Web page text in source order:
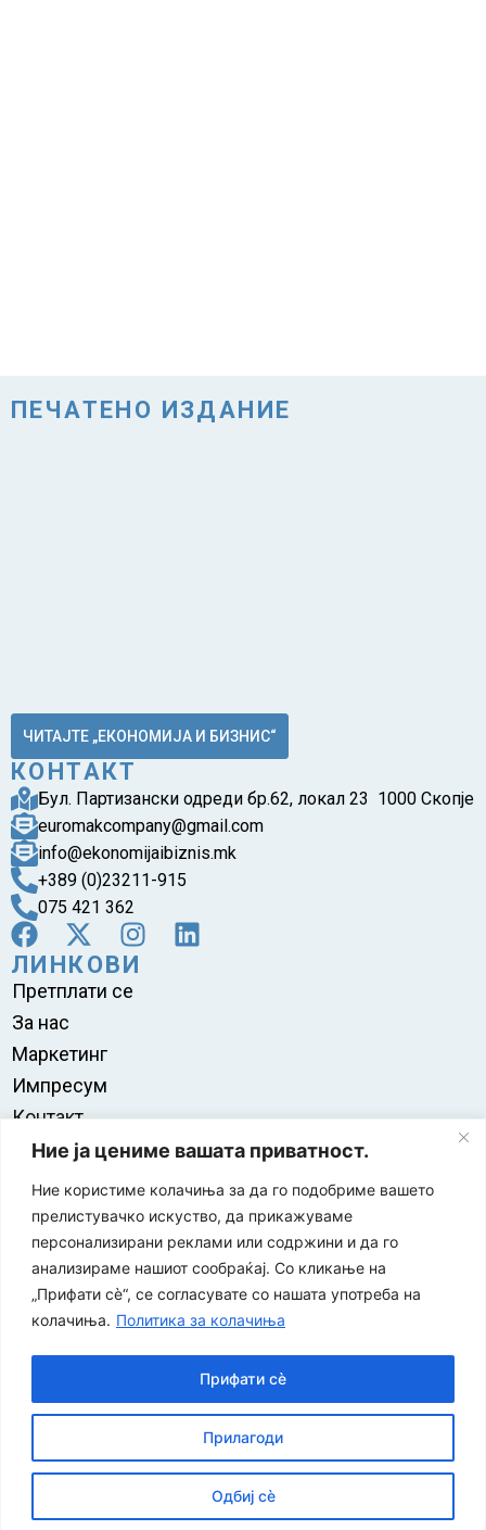
Ние ја цениме вашата приватност.
Ние користиме колачиња за да го подобриме вашето
прелистувачко искуство, да прикажуваме
персонализирани реклами или содржини и да го
анализираме нашиот сообраќај. Со кликање на
„Прифати сè“, се согласувате со нашата употреба на
колачиња. Политика за колачиња
Прилагоди
Одбиј сè
Прифати сè
ПЕЧАТЕНО ИЗДАНИЕ
ЧИТАЈТЕ „ЕКОНОМИЈА И БИЗНИС“
КОНТАКТ
Бул. Партизански одреди бр.62, локал 23 1000 Скопје
euromakcompany@gmail.com
info@ekonomijaibiznis.mk
+389 (0)23211-915
075 421 362
ЛИНКОВИ
Претплати се
За нас
Маркетинг
Импресум
Контакт
Правила на користење
за заштита на печатени медиуми
Економија и Бизнис
| Developed by:Unet
Политика за приватност
Политика за колачиња